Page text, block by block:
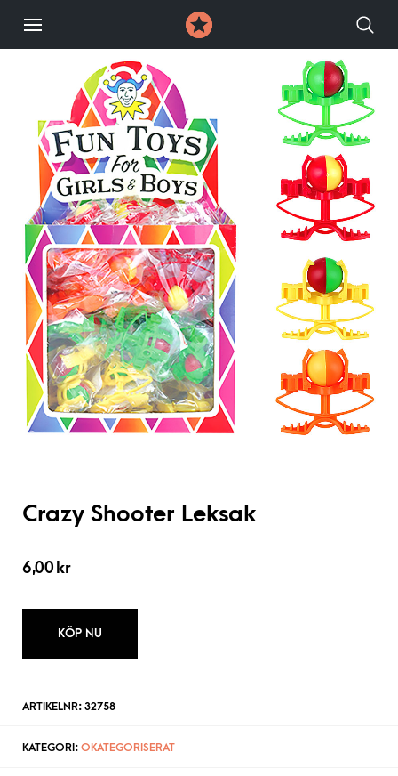
Crazy Shooter Leksak
6,00 kr
KÖP NU
ARTIKELNR: 32758
KATEGORI: OKATEGORISERAT